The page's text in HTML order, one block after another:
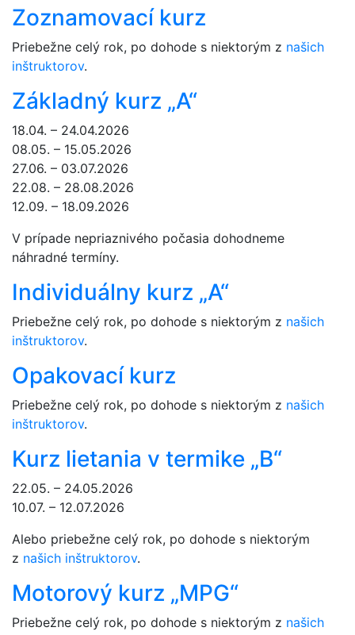
Zoznamovací kurz
Priebežne celý rok, po dohode s niektorým z našich
inštruktorov.
Základný kurz „A“
18.04. – 24.04.2026
08.05. – 15.05.2026
27.06. – 03.07.2026
22.08. – 28.08.2026
12.09. – 18.09.2026
V prípade nepriaznivého počasia dohodneme
náhradné termíny.
Individuálny kurz „A“
Priebežne celý rok, po dohode s niektorým z našich
inštruktorov.
Opakovací kurz
Priebežne celý rok, po dohode s niektorým z našich
inštruktorov.
Kurz lietania v termike „B“
22.05. – 24.05.2026
10.07. – 12.07.2026
Alebo priebežne celý rok, po dohode s niektorým
z našich inštruktorov.
Motorový kurz „MPG“
Priebežne celý rok, po dohode s niektorým z našich